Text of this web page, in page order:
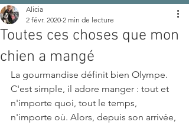
Toutes ces choses que mon
chien a mangé
Alicia
2 févr. 2020 2 min de lecture
La gourmandise définit bien Olympe.
C'est simple, il adore manger : tout et
n'importe quoi, tout le temps,
n'importe où. Alors, depuis son arrivée,